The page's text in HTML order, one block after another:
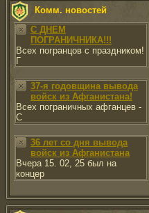
Комм. новостей
С ДНЕМ
ПОГРАНИЧНИКА!!!
Всех погранцов с праздником!
Г
37-я годовщина вывода
войск из Афганистана!
Всех пограничных афганцев -
С
36 лет со дня вывода
войск из Афганистана
Вчера 15. 02, 25 был на
концер